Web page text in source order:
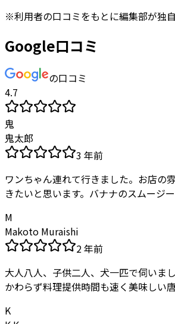
※利用者の口コミをもとに編集部が独
Google口コミ
の口コミ
4.7
鬼
鬼太郎
3 年前
ワンちゃん連れて行きました。お店の
きたいと思います。バナナのスムージ
M
Makoto Muraishi
2 年前
大人八人、子供二人、犬一匹で伺いま
かわらず料理提供時間も速く美味しい
K